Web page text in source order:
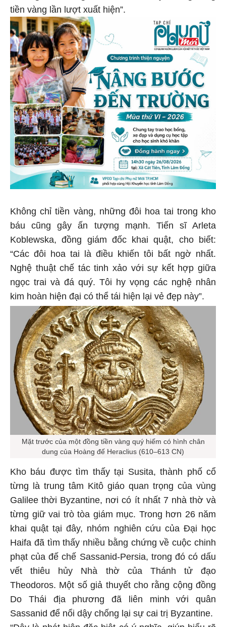
tiền vàng lần lượt xuất hiện”.
Không chỉ tiền vàng, những đôi hoa tai trong kho
báu cũng gây ấn tượng mạnh. Tiến sĩ Arleta
Koblewska, đồng giám đốc khai quật, cho biết:
“Các đôi hoa tai là điều khiến tôi bất ngờ nhất.
Nghệ thuật chế tác tinh xảo với sự kết hợp giữa
ngọc trai và đá quý. Tôi hy vọng các nghệ nhân
kim hoàn hiện đại có thể tái hiện lại vẻ đẹp này”.
Mặt trước của một đồng tiền vàng quý hiếm có hình chân
dung của Hoàng đế Heraclius (610–613 CN)
Kho báu được tìm thấy tại Susita, thành phố cổ
từng là trung tâm Kitô giáo quan trọng của vùng
Galilee thời Byzantine, nơi có ít nhất 7 nhà thờ và
từng giữ vai trò tòa giám mục. Trong hơn 26 năm
khai quật tại đây, nhóm nghiên cứu của Đại học
Haifa đã tìm thấy nhiều bằng chứng về cuộc chinh
phạt của đế chế Sassanid-Persia, trong đó có dấu
vết thiêu hủy Nhà thờ của Thánh tử đạo
Theodoros. Một số giả thuyết cho rằng cộng đồng
Do Thái địa phương đã liên minh với quân
Sassanid để nổi dậy chống lại sự cai trị Byzantine.